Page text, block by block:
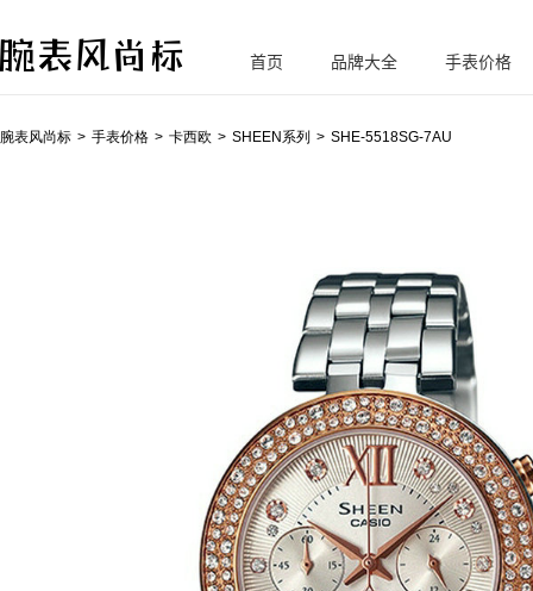
腕
首页 品牌大全 手表价格
腕表风尚标 手表价格 卡西欧 SHEEN系列 SHE-5518SG-7AU